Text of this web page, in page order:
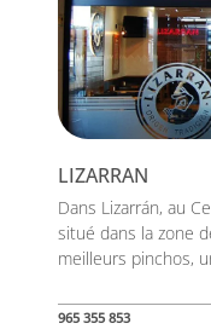
LIZARRAN
Dans Lizarrán, au
situé dans la zone
meilleurs pinchos,
965 355 853